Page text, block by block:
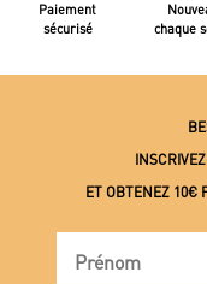
Paiement
sécurisé
chaque
ET OBTENEZ 10€